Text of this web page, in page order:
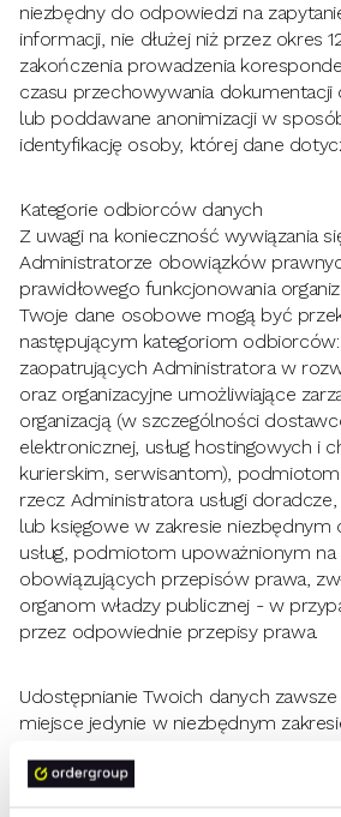
niezbędny do odpowiedzi na
informacji, nie dłużej niż przez okres
zakończenia prowadzenia
czasu przechowywania dokumentacji
lub poddawane anonimizacji w
identyfikację osoby, której dane
Kategorie odbiorców danych
Z uwagi na konieczność wywiązania
Administratorze obowiązków
prawidłowego funkcjonowania
Twoje dane osobowe mogą być
następującym kategoriom
zaopatrujących Administratora w
oraz organizacyjne umożliwiające
organizacją (w szczególności
elektronicznej, usług hostingowych i
kurierskim, serwisantom),
rzecz Administratora usługi
lub księgowe w zakresie niezbędnym
usług, podmiotom upoważnionym
obowiązujących przepisów prawa,
organom władzy publicznej - w
przez odpowiednie przepisy prawa.
Udostępnianie Twoich danych
miejsce jedynie w niezbędnym
trwania udostępniania.